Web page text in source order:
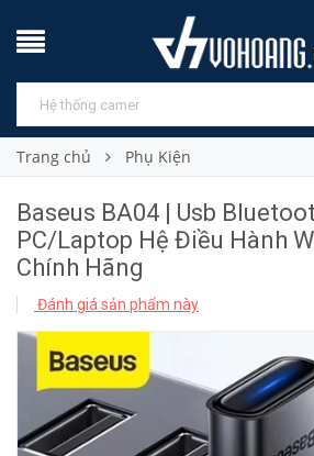
Trang chủ Phụ Kiện
Baseus BA04 | Usb
PC/Laptop Hệ Điều Hành
Chính Hãng
Đánh giá sản phẩm này